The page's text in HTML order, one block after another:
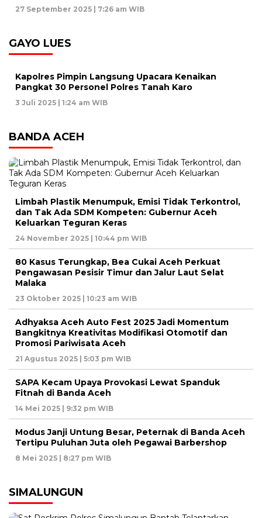
27 September 2025 | 7:26 am WIB
GAYO LUES
Kapolres Pimpin Langsung Upacara Kenaikan
Pangkat 30 Personel Polres Tanah Karo
3 Juli 2025 | 1:24 am WIB
BANDA ACEH
Limbah Plastik Menumpuk, Emisi Tidak Terkontrol,
dan Tak Ada SDM Kompeten: Gubernur Aceh
Keluarkan Teguran Keras
24 November 2025 | 10:44 pm WIB
80 Kasus Terungkap, Bea Cukai Aceh Perkuat
Pengawasan Pesisir Timur dan Jalur Laut Selat
Malaka
23 Oktober 2025 | 10:23 am WIB
Adhyaksa Aceh Auto Fest 2025 Jadi Momentum
Bangkitnya Kreativitas Modifikasi Otomotif dan
Promosi Pariwisata Aceh
21 Agustus 2025 | 5:03 pm WIB
SAPA Kecam Upaya Provokasi Lewat Spanduk
Fitnah di Banda Aceh
14 Mei 2025 | 9:32 pm WIB
Modus Janji Untung Besar, Peternak di Banda Aceh
Tertipu Puluhan Juta oleh Pegawai Barbershop
8 Mei 2025 | 8:27 pm WIB
SIMALUNGUN